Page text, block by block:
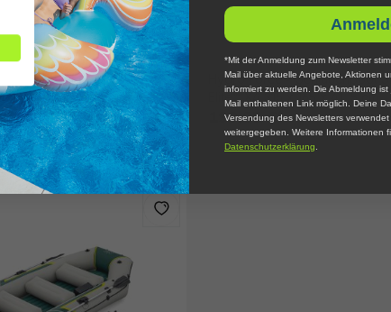
Komplett Set
x 145 x 49 cm
Hydro Force® Schlauchboot
Elite™ X4 315 x 165 x 41 ,5 cm
199,95 €*
*Mit der Anmeldung zum Newsletter
Mail über aktuelle Angebote, Aktionen
informiert zu werden. Die Abmeldung
Mail enthaltenen Link möglich. Deine
Versendung des Newsletters
weitergegeben. Weitere Informationen
Datenschutzerklärung